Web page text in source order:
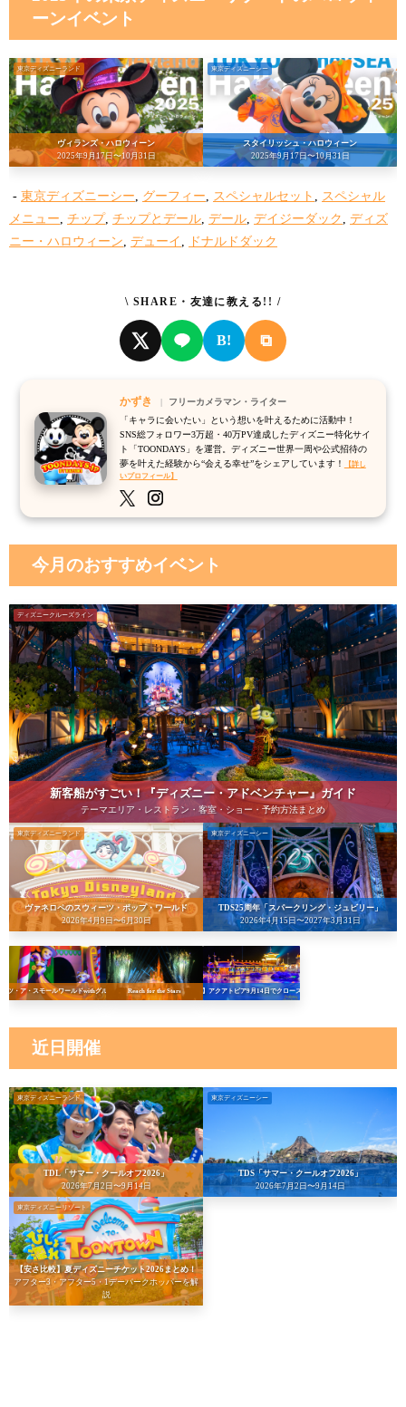
ーンイベント
東京ディズニーランド
ヴィランズ・ハロウィーン
2025年9月17日〜10月31日
東京ディズニーシー
スタイリッシュ・ハロウィーン
2025年9月17日〜10月31日
- 東京ディズニーシー グーフィー スペシャルセット
スペシャル
メニュー チップ チップとデール デール デイジーダック
ディズ
ニー・ハロウィーン デューイ ドナルドダック
\ SHARE・友達に教える!! /
B! ⧉
かずき
フリーカメラマン・ライター
「キャラに会いたい」という想いを叶えるために活動中！
SNS総フォロワー3万超・40万PV達成したディズニー特化サイ
ト「TOONDAYS」を運営。ディズニー世界一周や公式招待の
夢を叶えた経験から“会える幸せ”をシェアしています！
【詳し
いプロフィール】
今月のおすすめイベント
ディズニークルーズライン
新客船がすごい！『ディズニー・アドベンチャー』ガイド
テーマエリア・レストラン・客室・ショー・予約方法まとめ
東京ディズニーランド
ヴァネロペのスウィーツ・ポップ・ワールド
2026年4月9日〜6月30日
東京ディズニーシー
TDS25周年「スパークリング・ジュビリー」
2026年4月15日〜2027年3月31日
ッツ・ア・スモールワールドwithグルート Reach for the Stars 【悲報】アクアトピア9月14日でクローズへ…！
近日開催
東京ディズニーランド
TDL「サマー・クールオフ2026」
2026年7月2日〜9月14日
東京ディズニーシー
TDS「サマー・クールオフ2026」
2026年7月2日〜9月14日
東京ディズニーリゾート
【安さ比較】夏ディズニーチケット2026まとめ！
アフター3・アフター5・1デーパークホッパーを解
説